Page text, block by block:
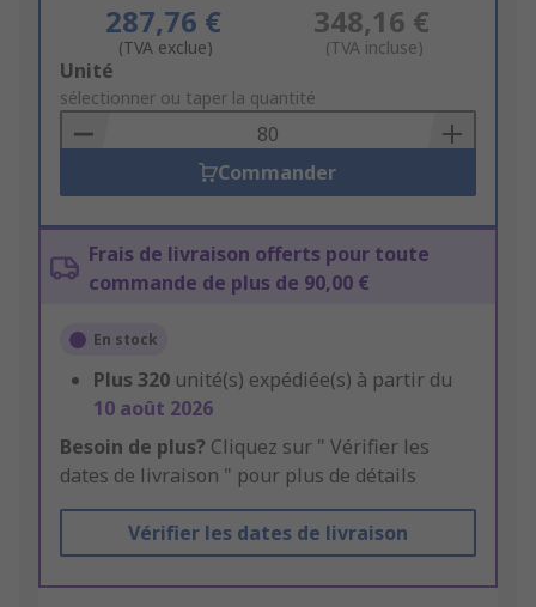
287,76 €
(TVA exclue)
348,16 €
(TVA incluse)
Add
to
Basket
Unité
sélectionner ou taper la quantité
Commander
Frais de livraison offerts pour toute
commande de plus de 90,00 €
En stock
Plus 320 unité(s) expédiée(s) à partir du
10 août 2026
Besoin de plus? Cliquez sur " Vérifier les
dates de livraison " pour plus de détails
Vérifier les dates de livraison